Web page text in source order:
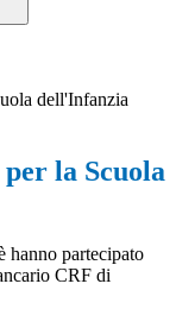
dell'Infanzia
la Scuola
hanno partecipato
CRF di